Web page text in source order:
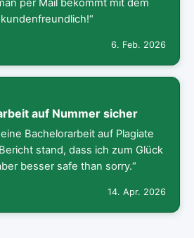
per Mail bekommt mit dem
6. Feb. 2026
auf Nummer sicher
Bachelorarbeit auf Plagiate
stand, dass ich zum Glück
besser safe than sorry.“
14. Apr. 2026